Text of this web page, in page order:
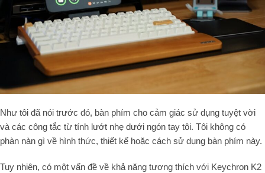
Như tôi đã nói trước đó, bàn phím cho cảm giác sử dụng tuyệt vời
và các công tắc từ tính lướt nhẹ dưới ngón tay tôi. Tôi không có
phàn nàn gì về hình thức, thiết kế hoặc cách sử dụng bàn phím này.
Tuy nhiên, có một vấn đề về khả năng tương thích với Keychron K2